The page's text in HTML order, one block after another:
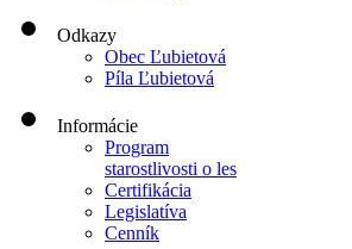
Odkazy
Obec Ľubietová
Píla Ľubietová
Informácie
Program
starostlivosti o les
Certifikácia
Legislatíva
Cenník